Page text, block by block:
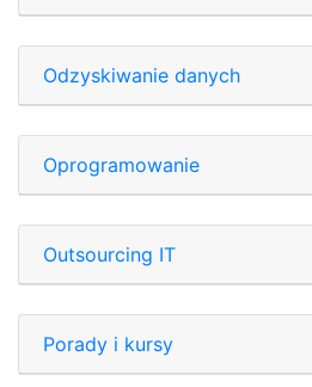
Odzyskiwanie danych
Oprogramowanie
Outsourcing IT
Porady i kursy